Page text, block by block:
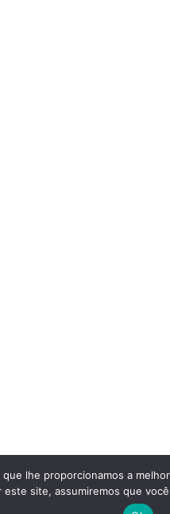
lhe proporcionamos a
este site, assumiremos que